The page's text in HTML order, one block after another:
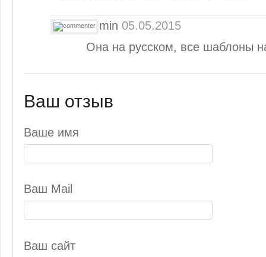
admin 05.05.2015
Она на русском, все шаблоны
Ваш отзыв
Ваше имя
Ваш Mail
Ваш сайт